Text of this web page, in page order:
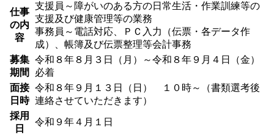
仕事
の内
容
支援員～障がいのある方の日常生活・作業訓練等の
支援及び健康管理等の業務
事務員～電話対応、ＰＣ入力（伝票・各データ作
成）、帳簿及び伝票整理等会計事務
募集
期間
令和８年８月３日（月）～令和８年９月４日（金）
必着
面接
日時
令和８年９月１３日（日） １０時～（書類選考後
連絡させていただきます）
採用
日
令和９年４月１日